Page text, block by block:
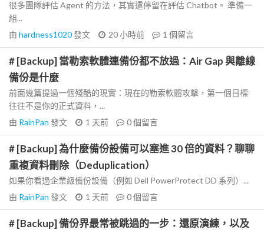
很多團隊評估 Agent 的方法，其實還停留在評估 Chatbot。 準備一
組...
由 hardness1020發文 20 小時前 1 個留言
# [Backup] 當勒索軟體連備份都不放過：Air Gap 與離線
備份是什麼
前面幾篇提過一個殘酷的現實：現在的勒索軟體攻擊，第一個目標
往往不是你的正式資料，...
由 RainPan 發文 1 天前 0個留言
# [Backup] 為什麼備份設備可以塞進 30 倍的資料？聊聊
重複資料刪除（Deduplication）
如果你看過企業級備份設備（例如 Dell PowerProtect DD 系列）...
由 RainPan 發文 1 天前 0個留言
# [Backup] 備份界最常被跳過的一步：還原演練，以及